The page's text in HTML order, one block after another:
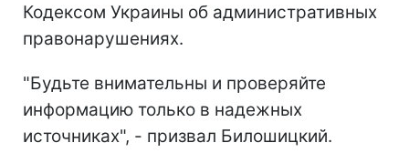
Кодексом Украины об административных
правонарушениях.
"Будьте внимательны и проверяйте
информацию только в надежных
источниках", - призвал Билошицкий.